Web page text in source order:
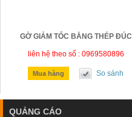
GỜ GIẢM TỐC BẰNG THÉP ĐÚC
liên hệ theo số : 0969580896
Mua hàng So sánh
QUẢNG CÁO